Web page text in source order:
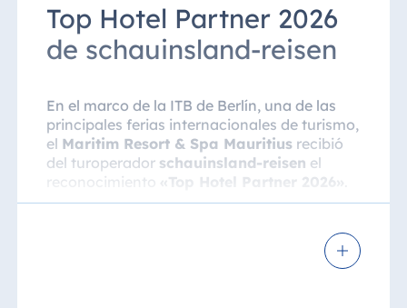
Top Hotel Partner 2026
de schauinsland-reisen
En el marco de la ITB de Berlín, una de las
principales ferias internacionales de turismo,
el Maritim Resort & Spa Mauritiusrecibió
del turoperador schauinsland-reisen el
reconocimiento
«Top Hotel Partner 2026»
comunicación del hotel y los sobresalientes